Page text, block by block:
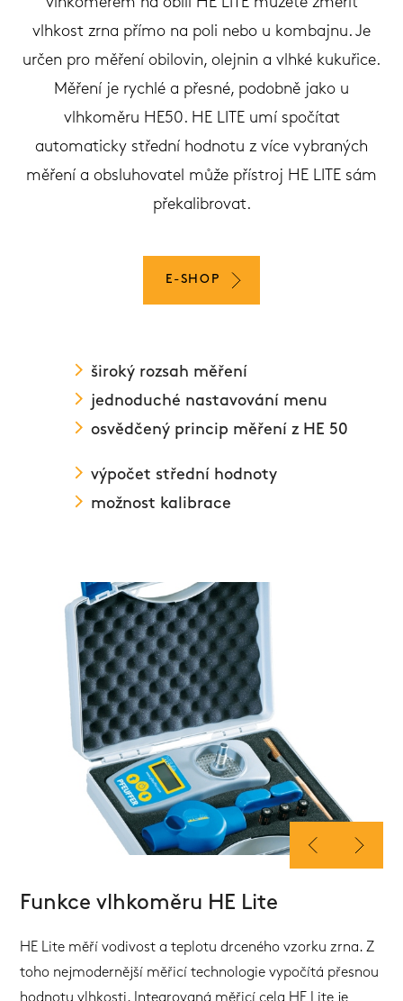
vlhkost zrna přímo na poli nebo u kombajnu. Je
určen pro měření obilovin, olejnin a vlhké kukuřice.
Měření je rychlé a přesné, podobně jako u
vlhkoměru HE50. HE LITE umí spočítat
automaticky střední hodnotu z více vybraných
měření a obsluhovatel může přístroj HE LITE sám
překalibrovat.
E-SHOP
široký rozsah měření
jednoduché nastavování menu
osvědčený princip měření z HE 50
výpočet střední hodnoty
možnost kalibrace
Funkce vlhkoměru HE Lite
HE Lite měří vodivost a teplotu drceného vzorku zrna. Z
toho nejmodernější měřicí technologie vypočítá přesnou